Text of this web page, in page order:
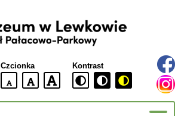
Czcionka
domyślna
czcionki
większa
czcionki
największa
czcionka
Kontrast